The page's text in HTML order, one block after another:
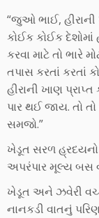
“જુઓ ભાઈ,
કોઈક કોઈક દેશોમાં
કરવા માટે તો ભારે
તપાસ કરતાં કરતાં
હીરાની ખાણ
પાર થઈ જાય. તો
સમજો.”
ખેડૂત સરળ હ્રદયનો
અપરંપાર મૂલ્ય બસ
ખેડૂત અને ઝવેરી
નાનકડી વાતનું